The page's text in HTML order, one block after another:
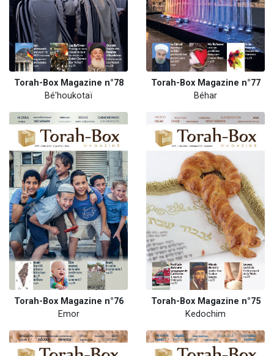
Torah-Box Magazine n°78
Bé'houkotaï
Torah-Box Magazine n°77
Béhar
Torah-Box Magazine n°76
Emor
Torah-Box Magazine n°75
Kedochim